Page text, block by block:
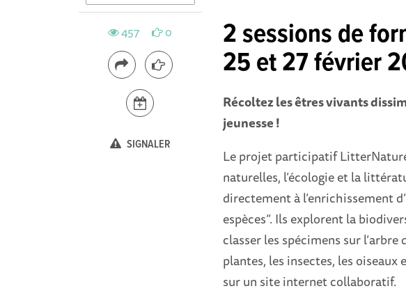
2 sessions de
25 et 27 février
Récoltez les êtres vivants
jeunesse !
Le projet participatif
naturelles, l’écologie et la
directement à l’enrichissement
espèces”. Ils explorent la
classer les spécimens sur
plantes, les insectes, les
sur un site internet collaboratif.
457 0
SIGNALER